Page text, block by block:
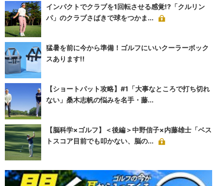
インパクトでクラブを1回転させる感覚!?「クルリン
パ」のクラブさばきで球をつかま...
猛暑を前に今から準備！ゴルフにいいクーラーボック
スあります!!
【ショートパット攻略】#1「大事なところで打ち切れ
ない」桑木志帆の悩みを名手・藤...
【脳科学×ゴルフ】＜後編＞中野信子×内藤雄士「ベス
トスコア目前でも叩かない、脳の...